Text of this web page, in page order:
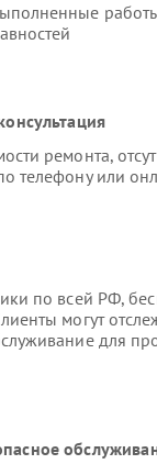
ремонта,
телефону или
по всей РФ,
могут
для